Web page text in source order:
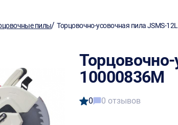
пилы/Торцовочно-усовочная пила JSMS-
10000836M
0 0 отзывов